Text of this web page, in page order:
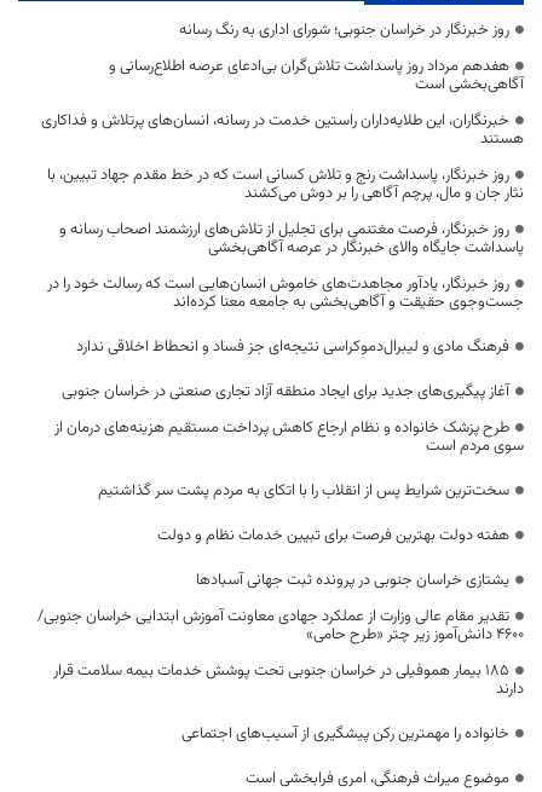
روز خبرنگار در خراسان جنوبی؛ شورای اداری به رنگ رسانه
هفدهم مرداد روز پاسداشت تلاش‌گران بی‌ادعای عرصه اطلاع‌رسانی و
آگاهی‌بخشی است
خبرنگاران، این طلایه‌داران راستین خدمت در رسانه، انسان‌های پرتلاش و فداکاری
هستند
روز خبرنگار، پاسداشت رنج و تلاش کسانی است که در خط مقدم جهاد تبیین، با
نثار جان و مال، پرچم آگاهی را بر دوش می‌کشند
روز خبرنگار، فرصت مغتنمی برای تجلیل از تلاش‌های ارزشمند اصحاب رسانه و
پاسداشت جایگاه والای خبرنگار در عرصه آگاهی‌بخشی
روز خبرنگار، یادآور مجاهدت‌های خاموش انسان‌هایی است که رسالت خود را در
جست‌وجوی حقیقت و آگاهی‌بخشی به جامعه معنا کرده‌اند
فرهنگ مادی و لیبرال‌دموکراسی نتیجه‌ای جز فساد و انحطاط اخلاقی ندارد
آغاز پیگیری‌های جدید برای ایجاد منطقه آزاد تجاری صنعتی در خراسان جنوبی
طرح پزشک خانواده و نظام ارجاع کاهش پرداخت مستقیم هزینه‌های درمان از
سوی مردم است
سخت‌ترین شرایط پس از انقلاب را با اتکای به مردم پشت سر گذاشتیم
هفته دولت بهترین فرصت برای تبیین خدمات نظام و دولت
یشتازی خراسان جنوبی در پرونده ثبت جهانی آسبادها
تقدیر مقام عالی وزارت از عملکرد جهادی معاونت آموزش ابتدایی خراسان جنوبی/
۴۶۰۰ دانش‌آموز زیر چتر «طرح حامی»
۱۸۵ بیمار هموفیلی در خراسان جنوبی تحت پوشش خدمات بیمه سلامت قرار
دارند
خانواده را مهمترین رکن پیشگیری از آسیب‌های اجتماعی
موضوع میراث فرهنگی، امری فرابخشی است